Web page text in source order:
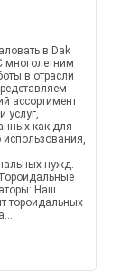
в Dak
многолетним
в отрасли
ассортимент
услуг,
как для
нужд.
Наш
тороидальных